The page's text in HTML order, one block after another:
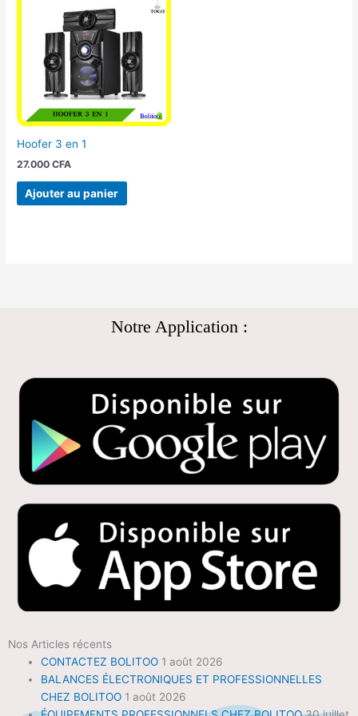
Hoofer 3 en 1
27.000CFA
Ajouter au panier
Notre Application :
Nos Articles récents
CONTACTEZ BOLITOO 1 août 2026
BALANCES ÉLECTRONIQUES ET PROFESSIONNELLES
CHEZ BOLITOO 1 août 2026